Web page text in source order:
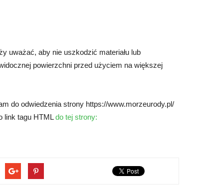
uważać, aby nie uszkodzić materiału lub
powierzchni przed użyciem na większej
do odwiedzenia strony https://www.morzeurody.pl/
link tagu HTMLdo tej strony: